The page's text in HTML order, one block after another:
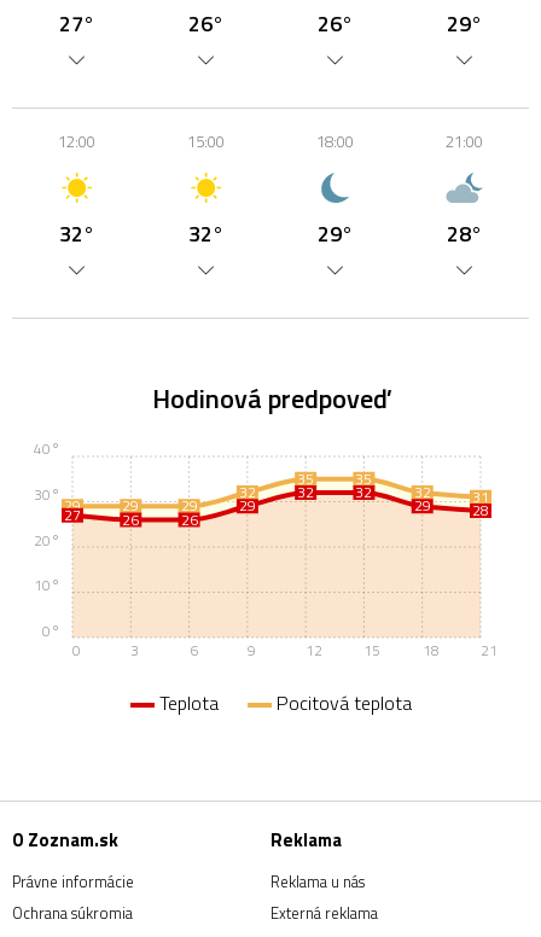
27° 26° 26° 29°
12:00
32°
15:00
32°
18:00
29°
21:00
28°
Hodinová predpoveď
29 29 29
32
35 35
32 31
27 26 26
29
32 32
29 28
0 3 6 9 12 15 18 21
0°
10°
20°
30°
40°
Teplota Pocitová teplota
O Zoznam.sk
Právne informácie
Ochrana súkromia
Reklama
Reklama u nás
Externá reklama